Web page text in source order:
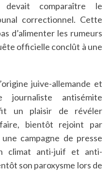
devait comparaître le
correctionnel. Cette
d’alimenter les rumeurs
officielle conclût à une
juive-allemande et
journaliste antisémite
un plaisir de révéler
bientôt rejoint par
campagne de presse
climat anti-juif et anti-
son paroxysme lors de